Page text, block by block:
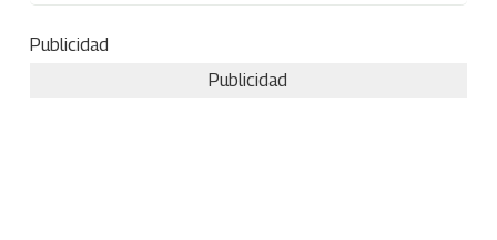
Publicidad
Publicidad